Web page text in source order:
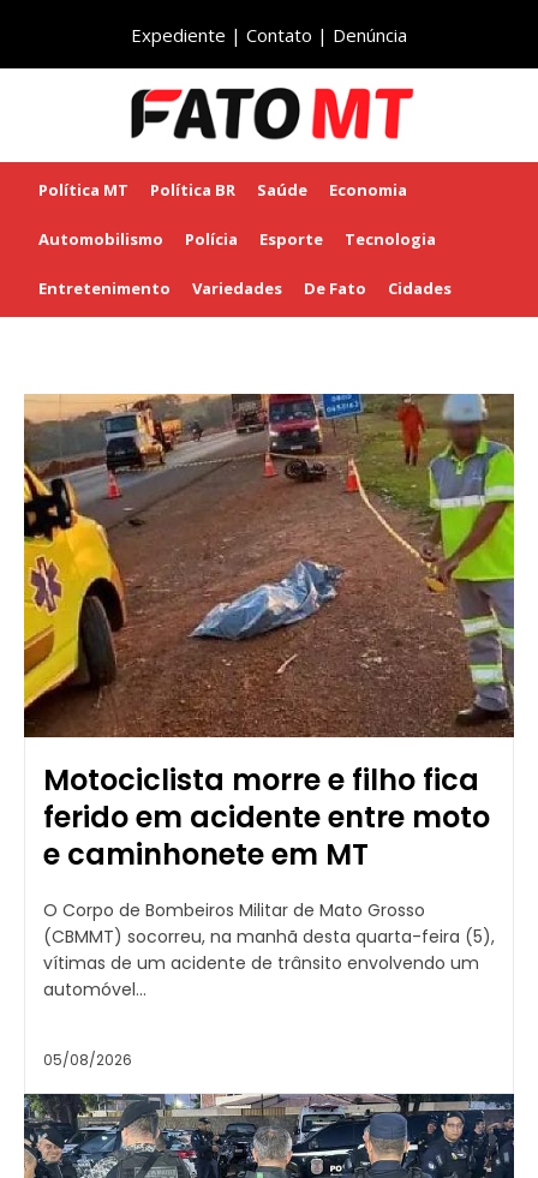
Expediente | Contato | Denúncia
Política MT Política BR Saúde Economia
Automobilismo Polícia Esporte Tecnologia
Entretenimento Variedades De Fato Cidades
Motociclista morre e filho fica
ferido em acidente entre moto
e caminhonete em MT
O Corpo de Bombeiros Militar de Mato Grosso
(CBMMT) socorreu, na manhã desta quarta-feira (5),
vítimas de um acidente de trânsito envolvendo um
automóvel...
05/08/2026